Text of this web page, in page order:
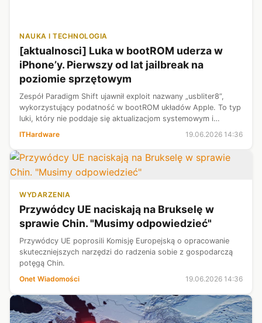
NAUKA I TECHNOLOGIA
[aktualnosci] Luka w bootROM uderza w
iPhone’y. Pierwszy od lat jailbreak na
poziomie sprzętowym
Zespół Paradigm Shift ujawnił exploit nazwany „usbliter8”,
wykorzystujący podatność w bootROM układów Apple. To typ
luki, który nie poddaje się aktualizacjom systemowym i
pozostaje aktywny niezależnie od wersji iOS. Atak dotyczy
ITHardware 19.06.2026 14:36
WYDARZENIA
Przywódcy UE naciskają na Brukselę w
sprawie Chin. "Musimy odpowiedzieć"
Przywódcy UE poprosili Komisję Europejską o opracowanie
skuteczniejszych narzędzi do radzenia sobie z gospodarczą
potęgą Chin.
Onet Wiadomości
19.06.2026 14:36